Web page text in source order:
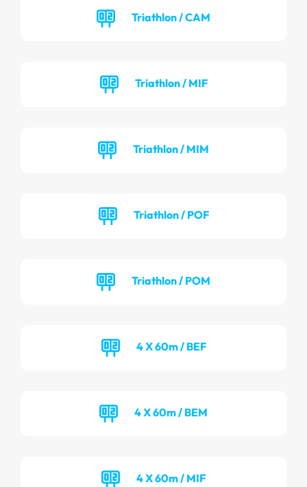
Triathlon / CAM
Triathlon / MIF
Triathlon / MIM
Triathlon / POF
Triathlon / POM
4 X 60m / BEF
4 X 60m / BEM
4 X 60m / MIF